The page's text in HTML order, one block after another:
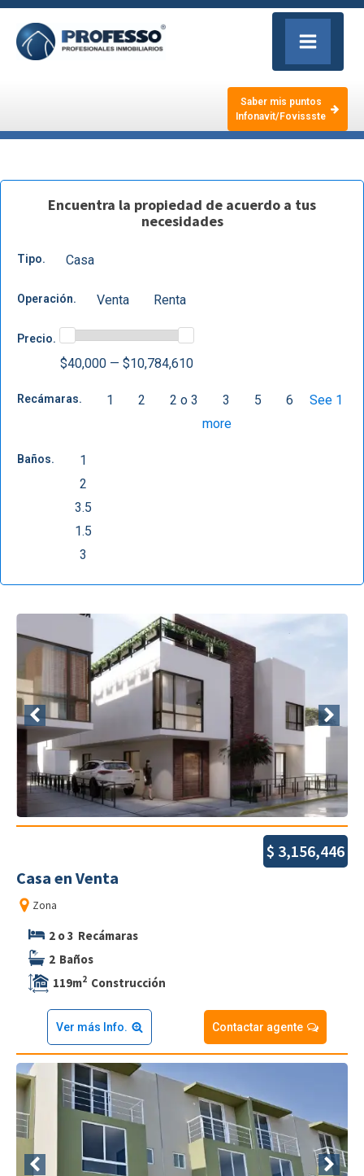
Saber mis puntos
Infonavit/Fovissste
Encuentra la propiedad de acuerdo a tus
necesidades
Tipo. Casa
Operación. Venta Renta
Precio.
$40,000 — $10,784,610
Recámaras. 1 2 2 o 3 3 5 6
See 1
more
Baños.
1
2
3.5
1.5
3
$ 3,156,446
Casa en Venta
Zona
2 o 3 Recámaras
2 Baños
119m2 Construcción
Ver más Info. Contactar agente